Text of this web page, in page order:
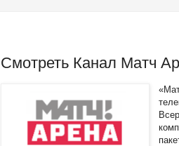
Смотреть Канал Матч